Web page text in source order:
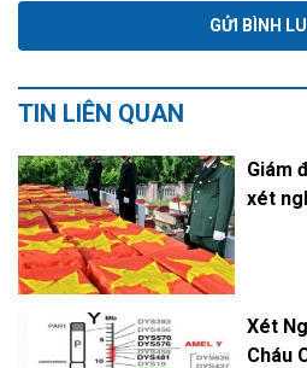
TIN LIÊN QUAN
Giám
xét
Xét
Cháu